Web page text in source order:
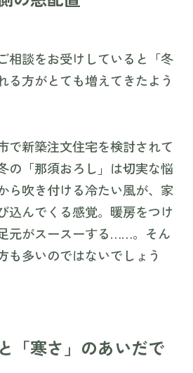
相談をお受けしていると「冬
る方がとても増えてきたよう
で新築注文住宅を検討されて
の「那須おろし」は切実な悩
ら吹き付ける冷たい風が、家
込んでくる感覚。暖房をつけ
元がスースーする……。そん
も多いのではないでしょう
「寒さ」のあいだで